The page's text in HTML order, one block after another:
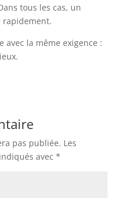
tous les cas, un
rapidement.
avec la même exigence :
pas publiée. Les
avec *